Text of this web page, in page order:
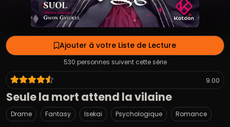
Ajouter à votre Liste de Lecture
530 personnes suivent cette série
9.00
Seule la mort attend la vilaine
Drame Fantasy Isekai Psychologique Romance